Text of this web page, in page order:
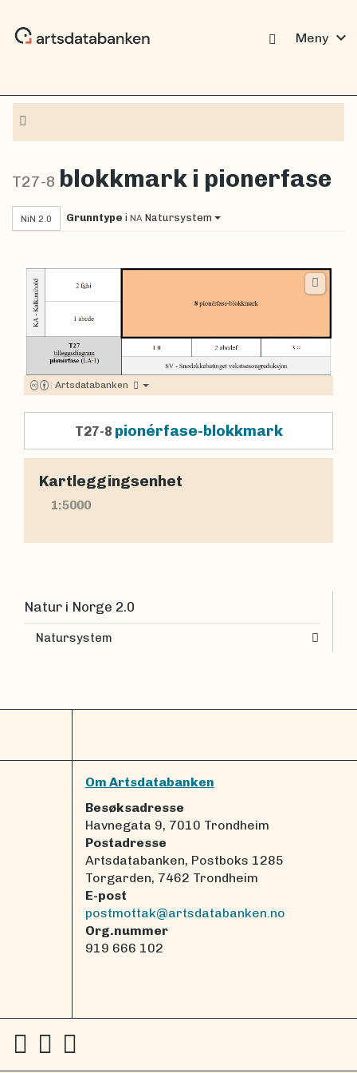
Meny expand_more
T27-8 blokkmark i pionerfase
NiN 2.0 Grunntype i NA Natursystem
| Artsdatabanken
T27-8 pionérfase-blokkmark
Kartleggingsenhet
1:5000
Natur i Norge 2.0
Natursystem
Om Artsdatabanken
Besøksadresse
Havnegata 9, 7010 Trondheim
Postadresse
Artsdatabanken, Postboks 1285
Torgarden, 7462 Trondheim
E-post
postmottak@artsdatabanken.no
Org.nummer
919 666 102